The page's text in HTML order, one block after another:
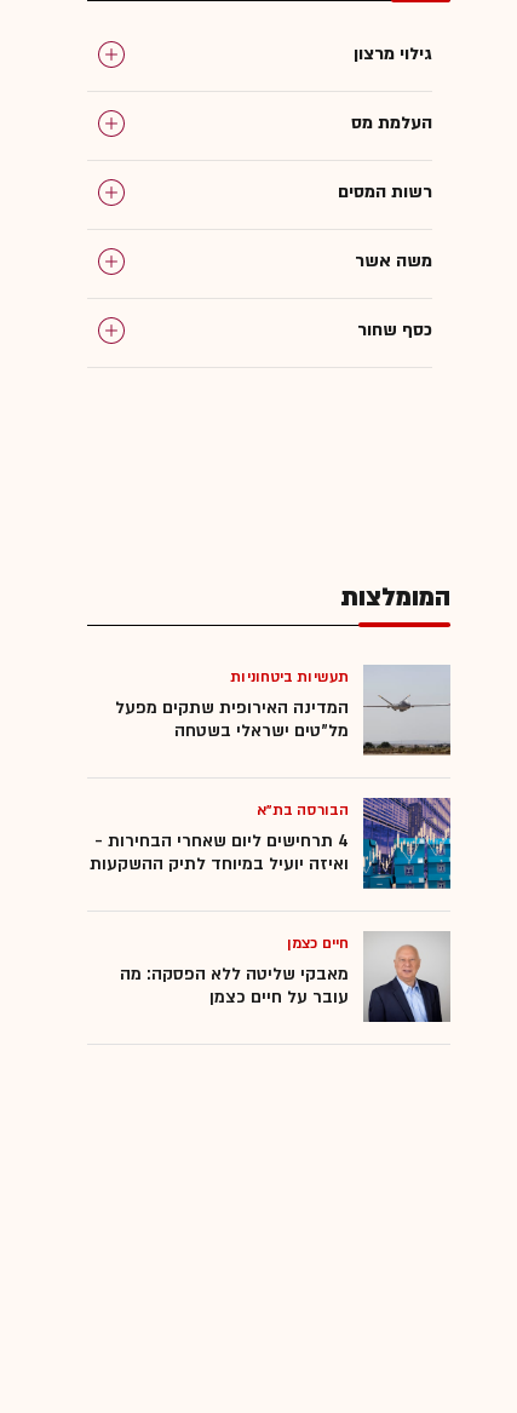
גילוי מרצון
העלמת מס
רשות המסים
משה אשר
כסף שחור
המומלצות
תעשיות ביטחוניות
המדינה האירופית שתקים מפעל
מל"טים ישראלי בשטחה
הבורסה בת"א
4 תרחישים ליום שאחרי הבחירות -
ואיזה יועיל במיוחד לתיק ההשקעות
חיים כצמן
מאבקי שליטה ללא הפסקה: מה
עובר על חיים כצמן